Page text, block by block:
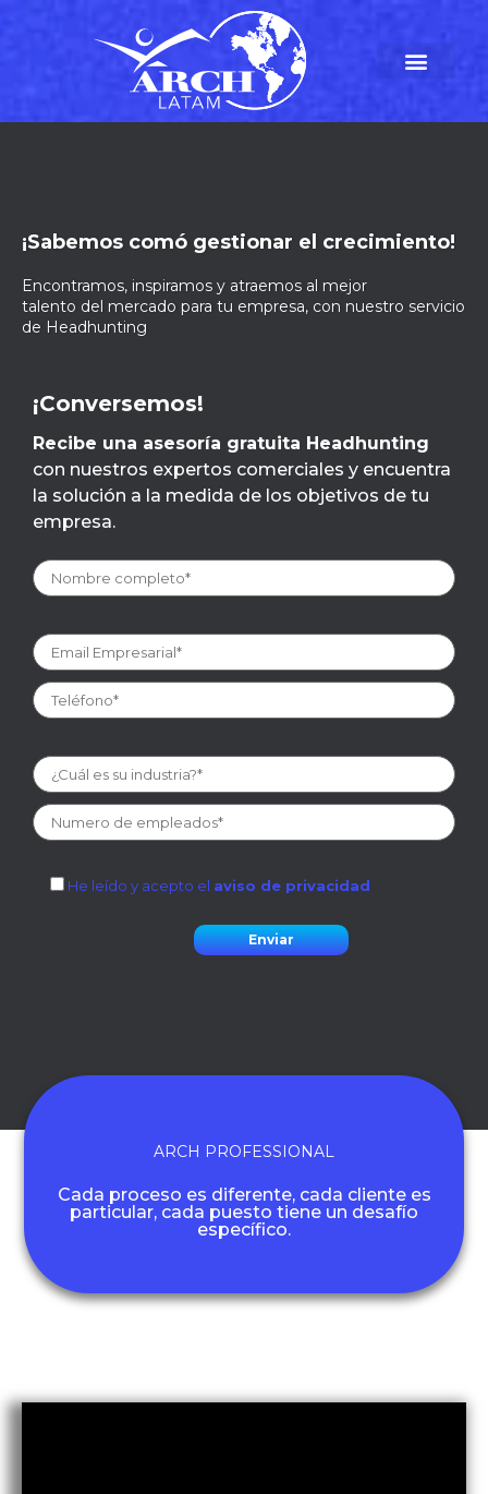
¡Sabemos comó gestionar el crecimiento!
Encontramos, inspiramos y atraemos al mejor
talento del mercado para tu empresa, con nuestro servicio
de Headhunting
¡Conversemos!
Recibe una asesoría gratuita Headhunting
con nuestros expertos comerciales y encuentra
la solución a la medida de los objetivos de tu
empresa.
He leído y acepto el aviso de privacidad
ARCH PROFESSIONAL
Cada proceso es diferente, cada cliente es
particular, cada puesto tiene un desafío
específico.